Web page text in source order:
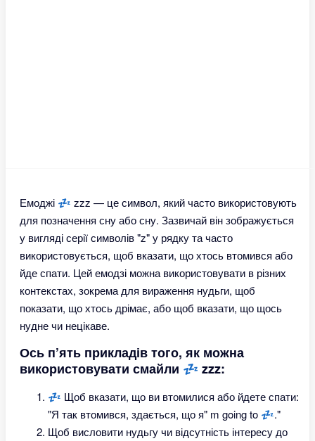
Емоджі 💤 zzz — це символ, який часто використовують
для позначення сну або сну. Зазвичай він зображується
у вигляді серії символів "z" у рядку та часто
використовується, щоб вказати, що хтось втомився або
йде спати. Цей емодзі можна використовувати в різних
контекстах, зокрема для вираження нудьги, щоб
показати, що хтось дрімає, або щоб вказати, що щось
нудне чи нецікаве.
Ось п’ять прикладів того, як можна
використовувати смайли 💤 zzz:
💤 Щоб вказати, що ви втомилися або йдете спати:
"Я так втомився, здається, що я" m going to 💤."
Щоб висловити нудьгу чи відсутність інтересу до